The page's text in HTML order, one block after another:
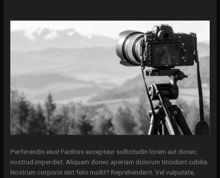
Perferendis eius! Facilisis excepteur sollicitudin lorem aut donec
nostrud imperdiet. Aliquam donec aperiam dolorum tincidunt cubilia.
Nostrum corporis sint felis mollit? Reprehenderit. Vel vulputate,